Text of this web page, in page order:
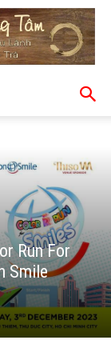
Run For
Smile